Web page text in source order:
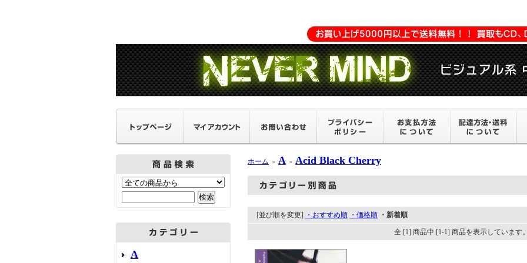
A
ホーム ＞ A ＞ Acid Black Cherry
[並び順を変更] ・おすすめ順 ・価格順 ・新着順
全 [1] 商品中 [1-1] 商品を表示しています